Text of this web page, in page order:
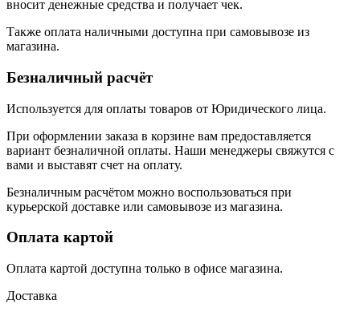
вносит денежные средства и получает чек.
Также оплата наличными доступна при самовывозе из
магазина.
Безналичный расчёт
Используется для оплаты товаров от Юридического лица.
При оформлении заказа в корзине вам предоставляется
вариант безналичной оплаты. Наши менеджеры свяжутся с
вами и выставят счет на оплату.
Безналичным расчётом можно воспользоваться при
курьерской доставке или самовывозе из магазина.
Оплата картой
Оплата картой доступна только в офисе магазина.
Доставка